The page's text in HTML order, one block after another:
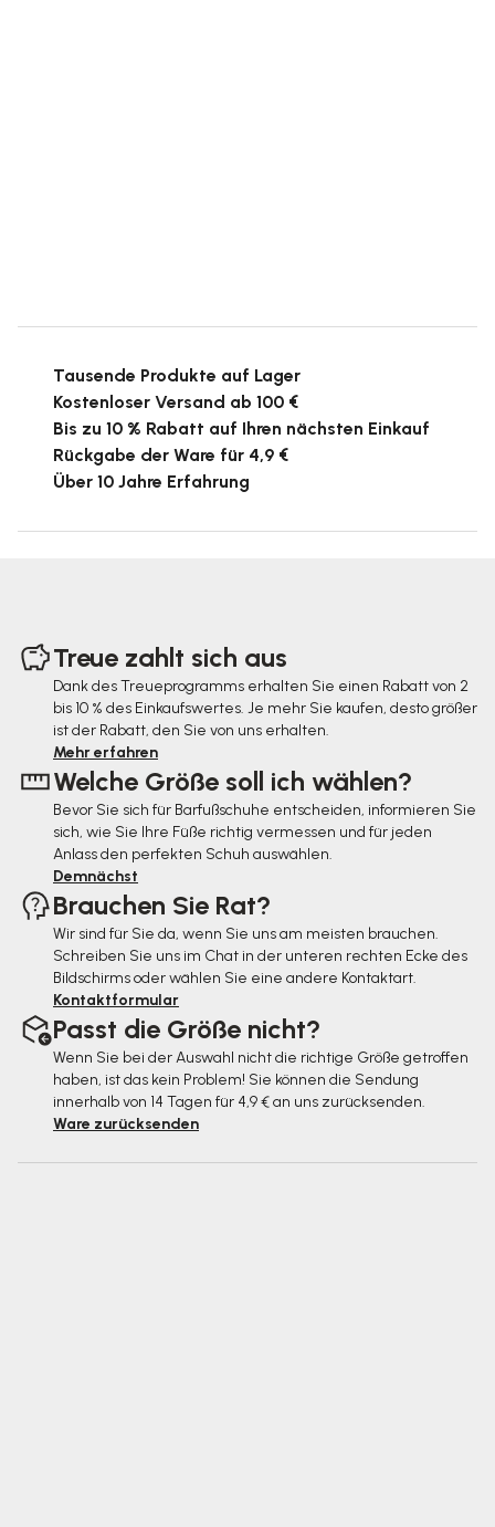
Tausende Produkte auf Lager
Kostenloser Versand ab 100 €
Bis zu 10 % Rabatt auf Ihren nächsten Einkauf
Rückgabe der Ware für 4,9 €
Über 10 Jahre Erfahrung
Treue zahlt sich aus
Dank des Treueprogramms erhalten Sie einen Rabatt von 2
bis 10 % des Einkaufswertes. Je mehr Sie kaufen, desto größer
ist der Rabatt, den Sie von uns erhalten.
Mehr erfahren
Welche Größe soll ich wählen?
Bevor Sie sich für Barfußschuhe entscheiden, informieren Sie
sich, wie Sie Ihre Füße richtig vermessen und für jeden
Anlass den perfekten Schuh auswählen.
Demnächst
Brauchen Sie Rat?
Wir sind für Sie da, wenn Sie uns am meisten brauchen.
Schreiben Sie uns im Chat in der unteren rechten Ecke des
Bildschirms oder wählen Sie eine andere Kontaktart.
Kontaktformular
Passt die Größe nicht?
Wenn Sie bei der Auswahl nicht die richtige Größe getroffen
haben, ist das kein Problem! Sie können die Sendung
innerhalb von 14 Tagen für 4,9 € an uns zurücksenden.
Ware zurücksenden